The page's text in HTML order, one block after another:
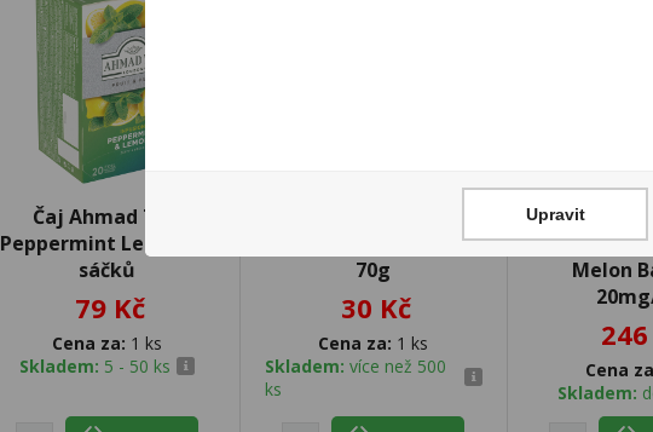
Čaj Ahmad Tea
Peppermint Lemon 20
sáčků
79 Kč
Cena za: 1 ks
Skladem: 5 - 50 ks
příchutí BBQ žebírek
70g
30 Kč
Cena za: 1 ks
Skladem:více než 500
ks
Liquid
Passion
Melon
Cena
Skladem:
Upravit